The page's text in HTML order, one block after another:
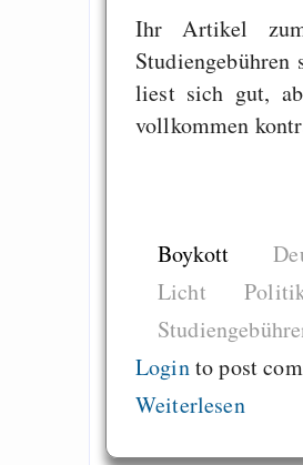
Ihr Artikel
Studiengebühren
liest sich gut,
vollkommen
Boykott
Licht
Loginto post
Weiterlesen